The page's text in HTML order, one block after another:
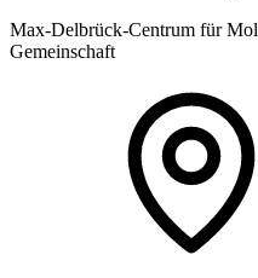
Max-Delbrück-Centrum für
Gemeinschaft